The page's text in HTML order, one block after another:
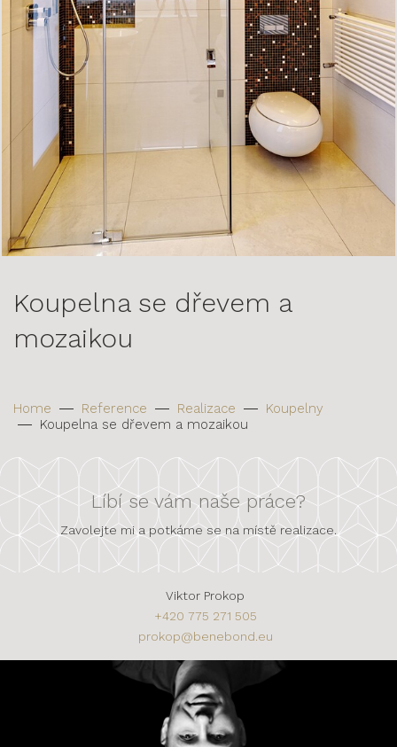
Koupelna se dřevem a
mozaikou
Home Reference Realizace
Koupelny
Koupelna se dřevem a mozaikou
Líbí se vám naše práce?
Zavolejte mi a potkáme se na místě realizace.
Viktor Prokop
+420 775 271 505
prokop@benebond.eu